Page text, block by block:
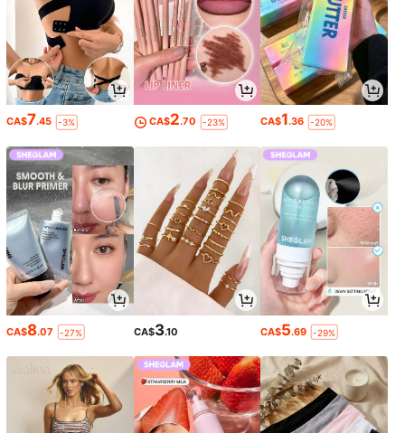
CA$7.45 -3% CA$2.70 -23% CA$1.36 -20%
CA$8.07 -27% CA$3.10 CA$5.69 -29%